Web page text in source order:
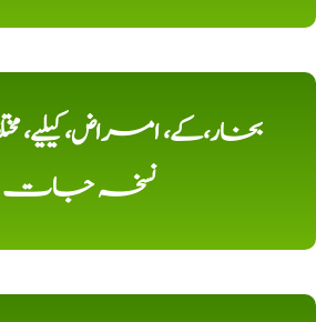
بخار،کے، امراض، کیلیے،
نسخہ جات